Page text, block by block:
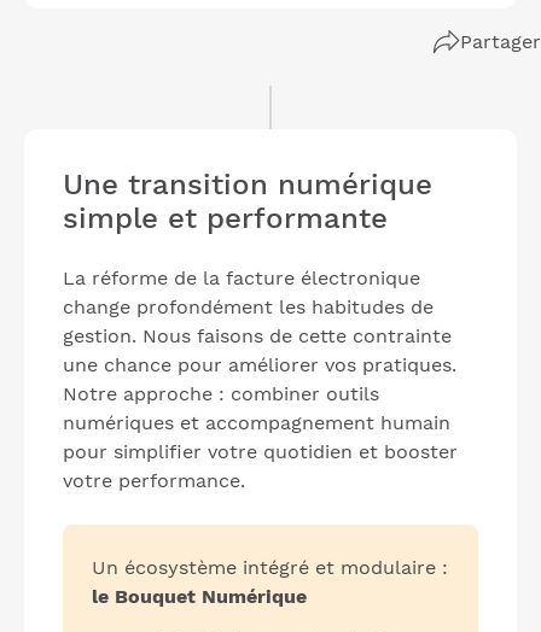
Partager
Une transition numérique
simple et performante
La réforme de la facture électronique
change profondément les habitudes de
gestion. Nous faisons de cette contrainte
une chance pour améliorer vos pratiques.
Notre approche : combiner outils
numériques et accompagnement humain
pour simplifier votre quotidien et booster
votre performance.
Un écosystème intégré et modulaire :
le Bouquet Numérique